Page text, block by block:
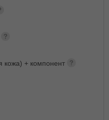
кожа) + компонент